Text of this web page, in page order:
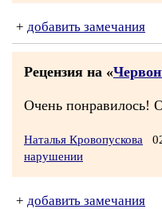
+ добавить замечания
Рецензия на «
Очень понравилось!
Наталья Кровопускова
нарушении
+ добавить замечания